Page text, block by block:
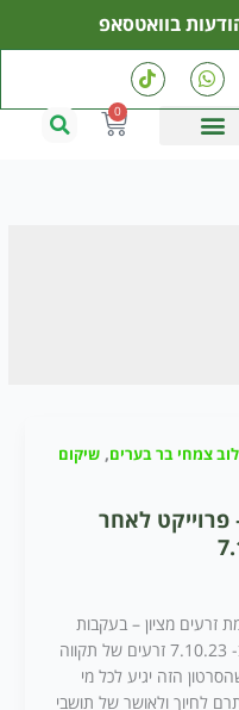
בוואטסאפ
W
h
a
t
T
i
k
0
עגלת
צמחי בר בערים, שיקום
לאחר
זרעים מציון – בעקבות
המתקפה הנוראית על יישובי העוטף ב- 7.10.23 זרעים של תקווה
הזה יגיע לכל מי
לחיוך ולאושר של תושבי